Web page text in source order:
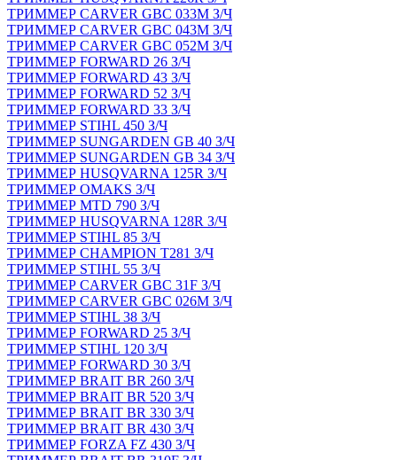
ТРИММЕР CARVER GBC 033M З/Ч
ТРИММЕР CARVER GBC 043M З/Ч
ТРИММЕР CARVER GBC 052M З/Ч
ТРИММЕР FORWARD 26 З/Ч
ТРИММЕР FORWARD 43 З/Ч
ТРИММЕР FORWARD 52 З/Ч
ТРИММЕР FORWARD 33 З/Ч
ТРИММЕР STIHL 450 З/Ч
ТРИММЕР SUNGARDEN GB 40 З/Ч
ТРИММЕР SUNGARDEN GB 34 З/Ч
ТРИММЕР HUSQVARNA 125R З/Ч
ТРИММЕР OMAKS З/Ч
ТРИММЕР MTD 790 З/Ч
ТРИММЕР HUSQVARNA 128R З/Ч
ТРИММЕР STIHL 85 З/Ч
ТРИММЕР CHAMPION T281 З/Ч
ТРИММЕР STIHL 55 З/Ч
ТРИММЕР CARVER GBC 31F З/Ч
ТРИММЕР CARVER GBC 026M З/Ч
ТРИММЕР STIHL 38 З/Ч
ТРИММЕР FORWARD 25 З/Ч
ТРИММЕР STIHL 120 З/Ч
ТРИММЕР FORWARD 30 З/Ч
ТРИММЕР BRAIT BR 260 З/Ч
ТРИММЕР BRAIT BR 520 З/Ч
ТРИММЕР BRAIT BR 330 З/Ч
ТРИММЕР BRAIT BR 430 З/Ч
ТРИММЕР FORZA FZ 430 З/Ч